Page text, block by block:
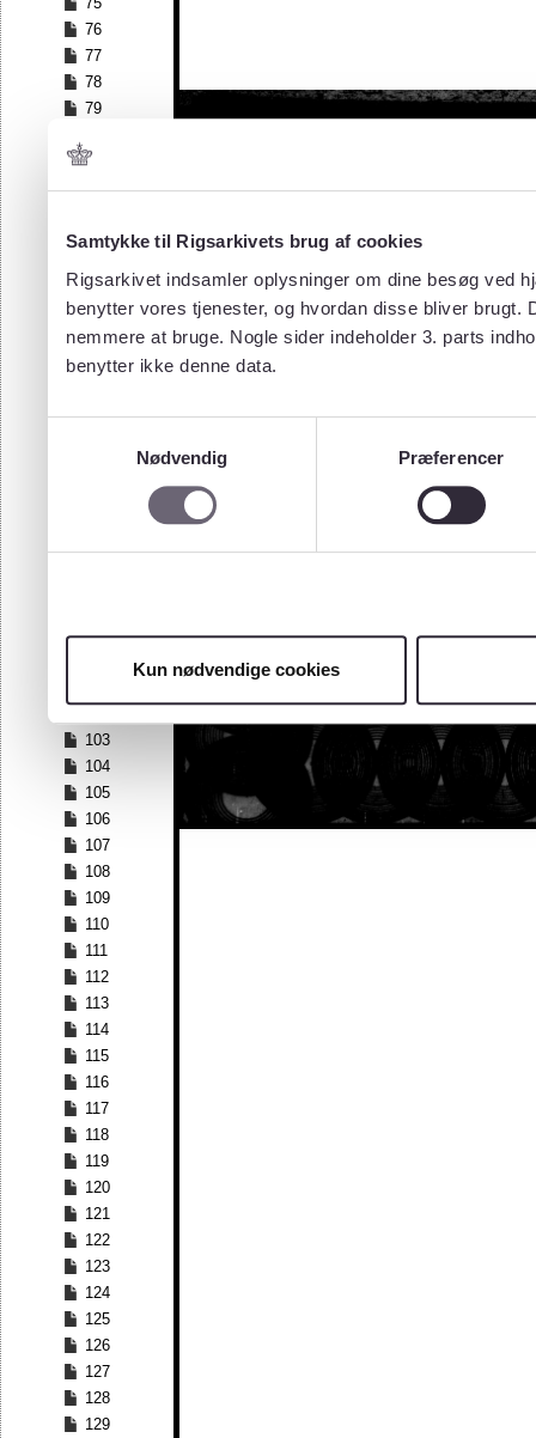
Samtykke til Rigsarkivets brug af cookies
Rigsarkivet indsamler oplysninger om dine besøg ved
benytter vores tjenester, og hvordan disse bliver
nemmere at bruge. Nogle sider indeholder 3. parts
benytter ikke denne data.
Nødvendig
Præferencer
Kun nødvendige cookies
76
77
78
79
81
82
84
86
87
88
89
96
99
103
104
105
106
107
108
109
110
111
112
113
114
115
116
117
118
119
120
121
122
123
124
125
126
127
128
129